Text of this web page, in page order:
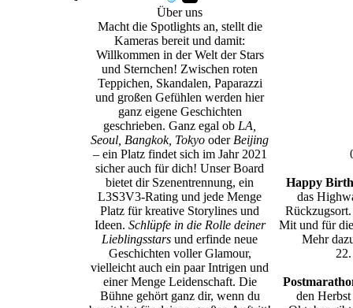
Über uns
Macht die Spotlights an, stellt die
Kameras bereit und damit:
Willkommen in der Welt der Stars
und Sternchen! Zwischen roten
Teppichen, Skandalen, Paparazzi
und großen Gefühlen werden hier
ganz eigene Geschichten
geschrieben. Ganz egal ob LA,
Seoul, Bangkok, Tokyo oder Beijing
– ein Platz findet sich im Jahr 2021
sicher auch für dich! Unser Board
bietet dir Szenentrennung, ein
L3S3V3-Rating und jede Menge
Platz für kreative Storylines und
Ideen. Schlüpfe in die Rolle deiner
Lieblingsstars und erfinde neue
Geschichten voller Glamour,
vielleicht auch ein paar Intrigen und
einer Menge Leidenschaft. Die
Bühne gehört ganz dir, wenn du
Happy
das
Mit und für
Mehr
den